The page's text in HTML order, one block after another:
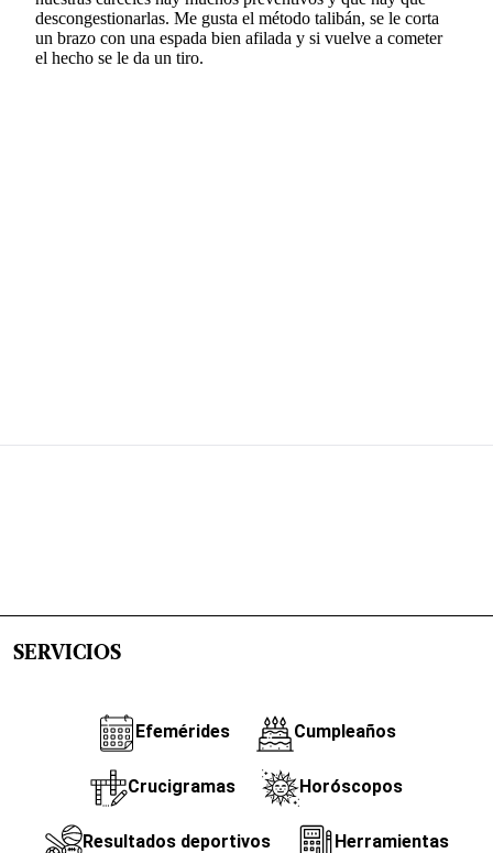
SERVICIOS
Efemérides Cumpleaños
Crucigramas Horóscopos
Resultados deportivos Herramientas